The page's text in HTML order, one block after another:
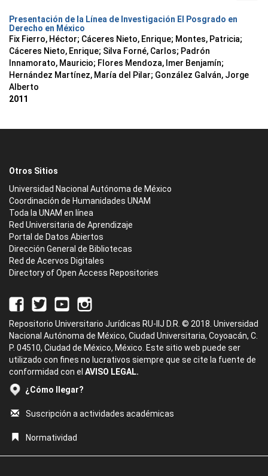
Presentación de la Línea de Investigación El Posgrado en
Derecho en México
Fix Fierro, Héctor; Cáceres Nieto, Enrique; Montes, Patricia;
Cáceres Nieto, Enrique; Silva Forné, Carlos; Padrón
Innamorato, Mauricio; Flores Mendoza, Imer Benjamín;
Hernández Martínez, María del Pilar; González Galván, Jorge
Alberto
2011
Otros Sitios
Universidad Nacional Autónoma de México
Coordinación de Humanidades UNAM
Toda la UNAM en línea
Red Universitaria de Aprendizaje
Portal de Datos Abiertos
Dirección General de Bibliotecas
Red de Acervos Digitales
Directory of Open Access Repositories
Repositorio Universitario Jurídicas RU-IIJ D.R. © 2018. Universidad
Nacional Autónoma de México, Ciudad Universitaria, Coyoacán, C.
P. 04510, Ciudad de México, México. Este sitio web puede ser
utilizado con fines no lucrativos siempre que se cite la fuente de
conformidad con el AVISO LEGAL.
¿Cómo llegar?
Suscripción a actividades académicas
Normatividad